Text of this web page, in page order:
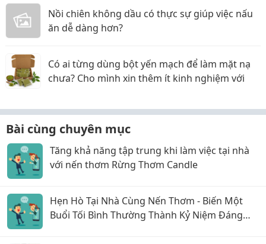
Nồi chiên không dầu có thực sự giúp việc nấu
ăn dễ dàng hơn?
Có ai từng dùng bột yến mạch để làm mặt nạ
chưa? Cho mình xin thêm ít kinh nghiệm với
Bài cùng chuyên mục
Tăng khả năng tập trung khi làm việc tại nhà
với nến thơm Rừng Thơm Candle
Hẹn Hò Tại Nhà Cùng Nến Thơm - Biến Một
Buổi Tối Bình Thường Thành Kỷ Niệm Đáng